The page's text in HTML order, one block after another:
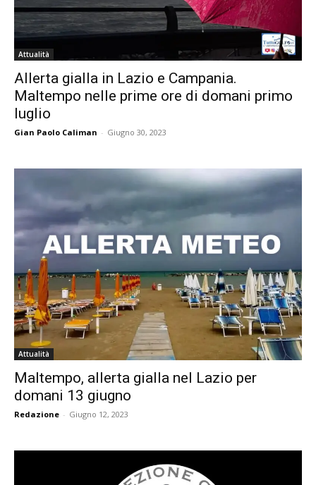
Attualità
Allerta gialla in Lazio e Campania.
Maltempo nelle prime ore di domani primo
luglio
Gian Paolo Caliman - Giugno 30, 2023
Attualità
Maltempo, allerta gialla nel Lazio per
domani 13 giugno
Redazione - Giugno 12, 2023